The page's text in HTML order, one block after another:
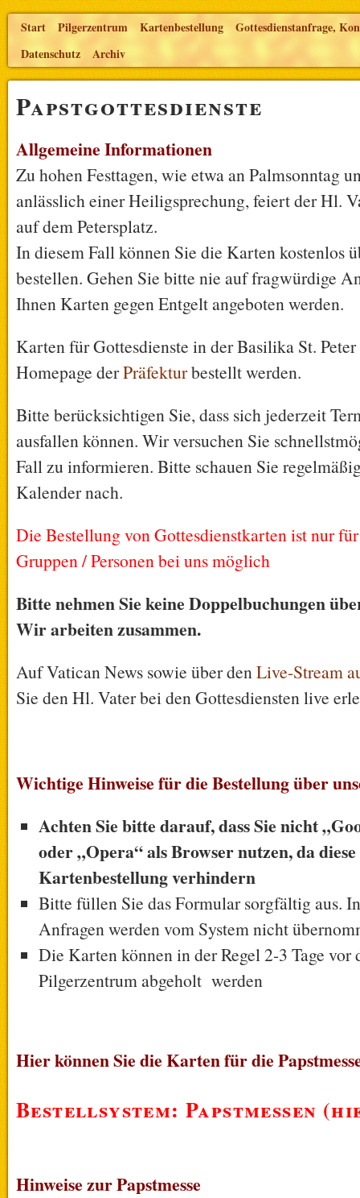
Start Pilgerzentrum Kartenbestellung
Gottesdienstanfrage,
Datenschutz
Archiv
Papstgottesdienste
Allgemeine Informationen
Zu hohen Festtagen, wie etwa an Palmsonntag
anlässlich einer Heiligsprechung, feiert der Hl.
auf dem Petersplatz.
In diesem Fall können Sie die Karten kostenlos
bestellen. Gehen Sie bitte nie auf fragwürdige
Ihnen Karten gegen Entgelt angeboten werden.
Karten für Gottesdienste in der Basilika St.
Homepage derPräfekturbestellt werden.
Bitte berücksichtigen Sie, dass sich jederzeit
ausfallen können. Wir versuchen Sie
Fall zu informieren. Bitte schauen Sie
Kalender nach.
Die Bestellung von Gottesdienstkarten ist nur
Gruppen / Personen bei uns möglich
Bitte nehmen Sie keine Doppelbuchungen
Wir arbeiten zusammen.
Auf Vatican News sowie über denLive-Stream
Sie den Hl. Vater bei den Gottesdiensten live
Wichtige Hinweise für die Bestellung über
Achten Sie bitte darauf, dass Sie nicht
oder „Opera“ als Browser nutzen, da
Kartenbestellung verhindern
Bitte füllen Sie das Formular sorgfältig aus.
Anfragen werden vom System nicht
Die Karten können in der Regel 2-3 Tage vor
Pilgerzentrum abgeholt werden
Hier können Sie die Karten für die
Bestellsystem: Papstmessen
Hinweise zur Papstmesse